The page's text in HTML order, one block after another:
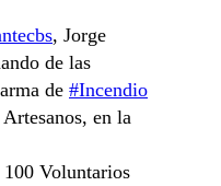
, Jorge
de las
de #Incendio
en la
Voluntarios